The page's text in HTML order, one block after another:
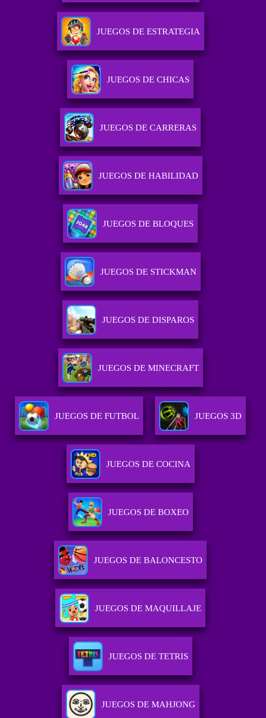
JUEGOS DE ESTRATEGIA
JUEGOS DE CHICAS
JUEGOS DE CARRERAS
JUEGOS DE HABILIDAD
JUEGOS DE BLOQUES
JUEGOS DE STICKMAN
JUEGOS DE DISPAROS
JUEGOS DE MINECRAFT
JUEGOS DE FUTBOL JUEGOS 3D
JUEGOS DE COCINA
JUEGOS DE BOXEO
JUEGOS DE BALONCESTO
JUEGOS DE MAQUILLAJE
JUEGOS DE TETRIS
JUEGOS DE MAHJONG